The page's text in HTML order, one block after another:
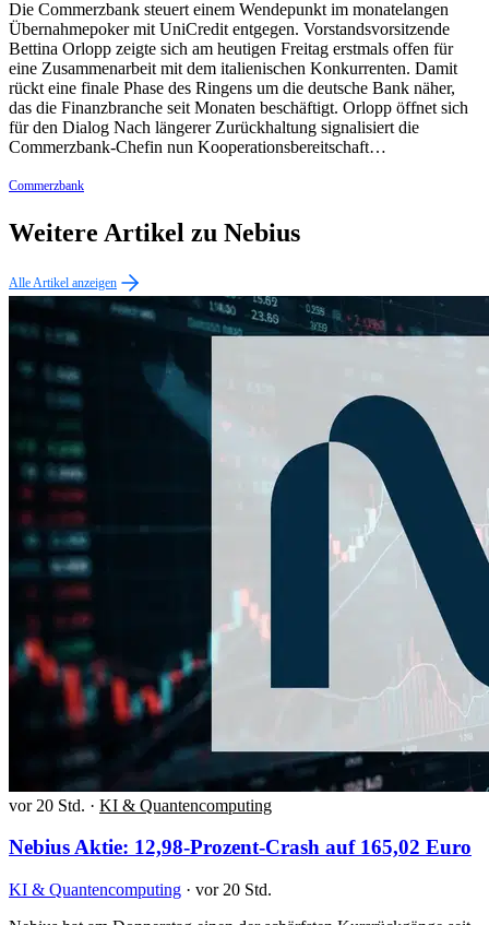
Die Commerzbank steuert einem Wendepunkt im monatelangen
Übernahmepoker mit UniCredit entgegen. Vorstandsvorsitzende
Bettina Orlopp zeigte sich am heutigen Freitag erstmals offen für
eine Zusammenarbeit mit dem italienischen Konkurrenten. Damit
rückt eine finale Phase des Ringens um die deutsche Bank näher,
das die Finanzbranche seit Monaten beschäftigt. Orlopp öffnet sich
für den Dialog Nach längerer Zurückhaltung signalisiert die
Commerzbank-Chefin nun Kooperationsbereitschaft…
Commerzbank
Weitere Artikel zu Nebius
Alle Artikel anzeigen
vor 20 Std. · KI & Quantencomputing
Nebius Aktie: 12,98-Prozent-Crash auf 165,02 Euro
KI & Quantencomputing · vor 20 Std.